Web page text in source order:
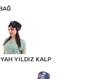
YILDIZ KALP